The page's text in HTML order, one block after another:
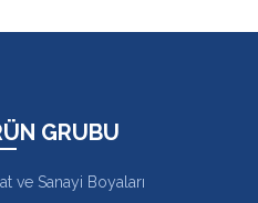
GRUBU
ve Sanayi Boyaları